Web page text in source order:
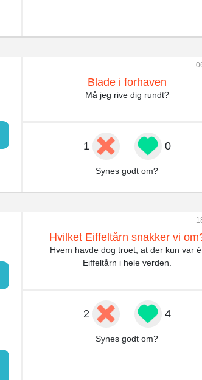
Blade i forhaven
Må jeg rive dig rundt?
1 0
Synes godt om?
Hvilket Eiffeltårn snakker vi
Hvem havde dog troet, at der kun var
Eiffeltårn i hele verden.
2 4
Synes godt om?